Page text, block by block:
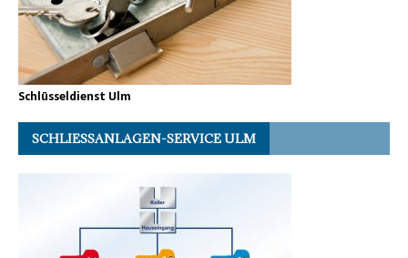
Schlüsseldienst Ulm
SCHLIESSANLAGEN-SERVICE ULM